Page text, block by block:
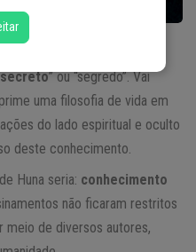
” ou “segredo”. Vai
uma filosofia de vida em
do lado espiritual e oculto
deste conhecimento.
Huna seria: conhecimento
não ficaram restritos
meio de diversos autores,